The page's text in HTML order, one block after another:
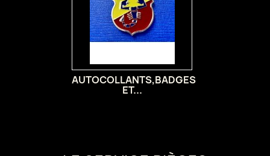
AUTOCOLLANTS,BADGES
ET...